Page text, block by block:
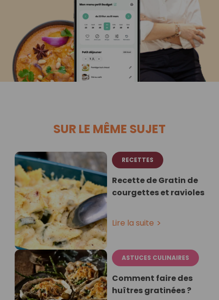
SUR LE MÊME SUJET
RECETTES
Recette de Gratin de
courgettes et ravioles
Lire la suite
ASTUCES CULINAIRES
Comment faire des
huîtres gratinées ?